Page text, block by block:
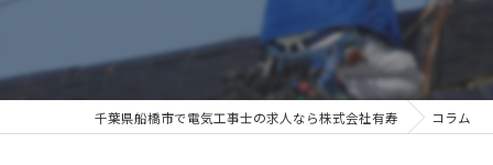
千葉県船橋市で電気工事士の求人なら株式会社有寿 コラム